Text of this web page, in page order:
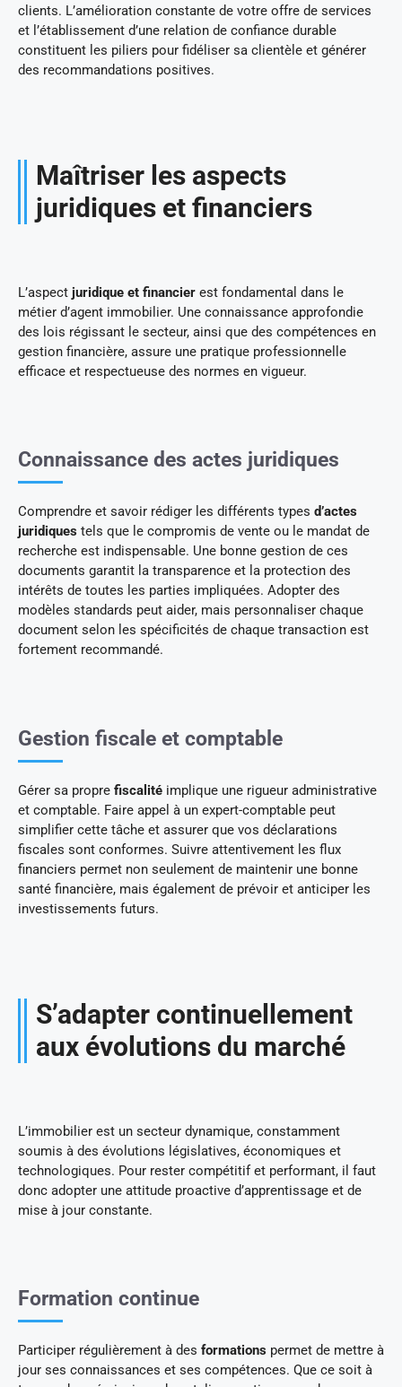
clients. L’amélioration constante de votre offre de services
et l’établissement d’une relation de confiance durable
constituent les piliers pour fidéliser sa clientèle et générer
des recommandations positives.
Maîtriser les aspects
juridiques et financiers
L’aspect juridique et financier est fondamental dans le
métier d’agent immobilier. Une connaissance approfondie
des lois régissant le secteur, ainsi que des compétences en
gestion financière, assure une pratique professionnelle
efficace et respectueuse des normes en vigueur.
Connaissance des actes juridiques
Comprendre et savoir rédiger les différents types d’actes
juridiques tels que le compromis de vente ou le mandat de
recherche est indispensable. Une bonne gestion de ces
documents garantit la transparence et la protection des
intérêts de toutes les parties impliquées. Adopter des
modèles standards peut aider, mais personnaliser chaque
document selon les spécificités de chaque transaction est
fortement recommandé.
Gestion fiscale et comptable
Gérer sa propre fiscalité implique une rigueur administrative
et comptable. Faire appel à un expert-comptable peut
simplifier cette tâche et assurer que vos déclarations
fiscales sont conformes. Suivre attentivement les flux
financiers permet non seulement de maintenir une bonne
santé financière, mais également de prévoir et anticiper les
investissements futurs.
S’adapter continuellement
aux évolutions du marché
L’immobilier est un secteur dynamique, constamment
soumis à des évolutions législatives, économiques et
technologiques. Pour rester compétitif et performant, il faut
donc adopter une attitude proactive d’apprentissage et de
mise à jour constante.
Formation continue
Participer régulièrement à des formations permet de mettre à
jour ses connaissances et ses compétences. Que ce soit à